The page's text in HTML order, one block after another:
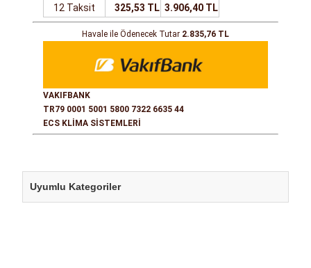
12 Taksit
325,53 TL 3.906,40 TL
Havale ile Ödenecek Tutar 2.835,76 TL
VAKIFBANK
TR79 0001 5001 5800 7322 6635 44
ECS KLİMA SİSTEMLERİ
Uyumlu Kategoriler